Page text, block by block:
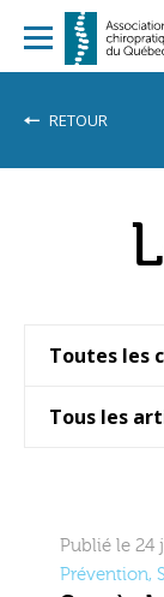
RETOUR
Publié le 24
Prévention,